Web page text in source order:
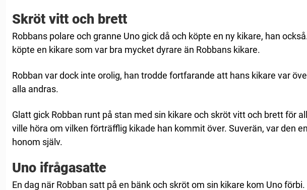
Skröt vitt och brett
Robbans polare och granne Uno gick då och köpte en ny kikare, han
köpte en kikare som var bra mycket dyrare än Robbans kikare.
Robban var dock inte orolig, han trodde fortfarande att hans kikare var
alla andras.
Glatt gick Robban runt på stan med sin kikare och skröt vitt och brett för
ville höra om vilken förträfflig kikade han kommit över. Suverän, var den
honom själv.
Uno ifrågasatte
En dag när Robban satt på en bänk och skröt om sin kikare kom Uno förbi.